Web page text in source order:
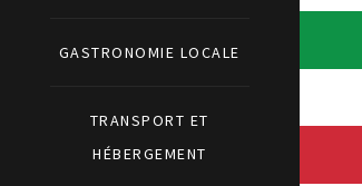
GASTRONOMIE LOCALE
TRANSPORT ET
HÉBERGEMENT